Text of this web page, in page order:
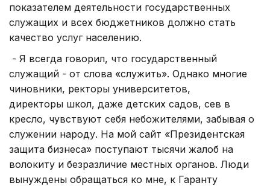
показателем деятельности государственных
служащих и всех бюджетников должно стать
качество услуг населению.
- Я всегда говорил, что государственный
служащий - от слова «служить». Однако многие
чиновники, ректоры университетов,
директоры школ, даже детских садов, сев в
кресло, чувствуют себя небожителями, забывая о
служении народу. На мой сайт «Президентская
защита бизнеса» поступают тысячи жалоб на
волокиту и безразличие местных органов. Люди
вынуждены обращаться ко мне, к Гаранту